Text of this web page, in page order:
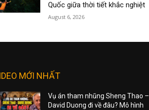
Quốc giữa thời tiết khắc nghiệt
August 6, 2026
MỚI NHẤT
Vụ án tham nhũng Sheng Thao –
David Duong đi về đâu? Mô hình